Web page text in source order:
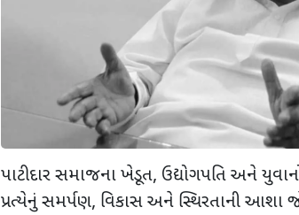
પાટીદાર સમાજના ખેડૂત, ઉદ્યોગપતિ અને
પ્રત્યેનું સમર્પણ, વિકાસ અને સ્થિરતાની આશા